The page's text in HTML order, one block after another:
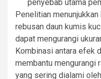
penyebab utama
Penelitian
rebusan daun kumis
dapat mengurangi
Kombinasi antara efek
membantu mengurangi
yang sering dialami